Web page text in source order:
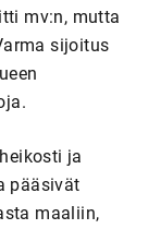
mv:n, mutta
sijoitus
ja
pääsivät
maaliin,